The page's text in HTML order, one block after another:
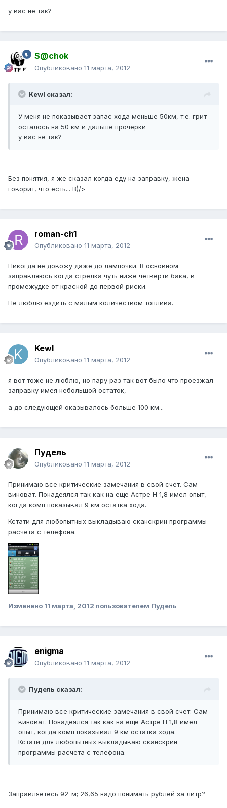
у вас не так?
S@chok
Опубликовано 11 марта, 2012
Kewl сказал:
У меня не показывает запас хода меньше 50км, т.е. грит
осталось на 50 км и дальше прочерки
у вас не так?
Без понятия, я же сказал когда еду на заправку, жена
говорит, что есть... B)/>
roman-ch1
Опубликовано 11 марта, 2012
Никогда не довожу даже до лампочки. В основном
заправляюсь когда стрелка чуть ниже четверти бака, в
промежудке от красной до первой риски.
Не люблю ездить с малым количеством топлива.
Kewl
Опубликовано 11 марта, 2012
я вот тоже не люблю, но пару раз так вот было что проезжал
заправку имея небольшой остаток,
а до следующей оказывалось больше 100 км...
Пудель
Опубликовано 11 марта, 2012
Принимаю все критические замечания в свой счет. Сам
виноват. Понадеялся так как на еще Астре Н 1,8 имел опыт,
когда комп показывал 9 км остатка хода.
Кстати для любопытных выкладываю сканскрин программы
расчета с телефона.
Изменено 11 марта, 2012 пользователем Пудель
enigma
Опубликовано 11 марта, 2012
Пудель сказал:
Принимаю все критические замечания в свой счет. Сам
виноват. Понадеялся так как на еще Астре Н 1,8 имел
опыт, когда комп показывал 9 км остатка хода.
Кстати для любопытных выкладываю сканскрин
программы расчета с телефона.
Заправляетесь 92-м; 26,65 надо понимать рублей за литр?